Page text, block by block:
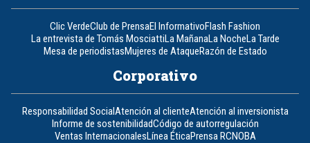
Clic VerdeClub de PrensaEl InformativoFlash Fashion
La entrevista de Tomás MosciattiLa MañanaLa NocheLa Tarde
Mesa de periodistasMujeres de AtaqueRazón de Estado
Corporativo
Responsabilidad SocialAtención al clienteAtención al inversionista
Informe de sostenibilidadCódigo de autorregulación
Ventas InternacionalesLínea ÉticaPrensa RCNOBA